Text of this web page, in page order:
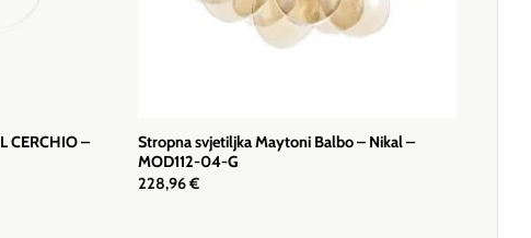
CERCHIO –
Stropna svjetiljka Maytoni Balbo – Nikal –
MOD112-04-G
228,96€